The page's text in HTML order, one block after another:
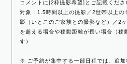
コメントに[2枠撮影希望]とご記載くださ
対象：1.5時間以上の撮影／2世帯以上の
影（いとこのご家族との撮影など）／2
を超える場合や移動距離が長い場合（移
す）
※ ご予約が集中する一部日程では、追